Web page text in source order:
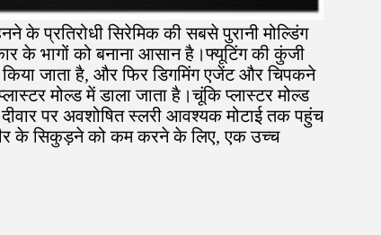
के प्रतिरोधी सिरेमिक की सबसे पुरानी मोल्डिंग
के भागों को बनाना आसान है।फ्यूटिंग की कुंजी
किया जाता है, और फिर डिगमिंग एजेंट और चिपकने
मोल्ड में डाला जाता है।चूंकि प्लास्टर मोल्ड
पर अवशोषित स्लरी आवश्यक मोटाई तक पहुंच
के सिकुड़ने को कम करने के लिए, एक उच्च